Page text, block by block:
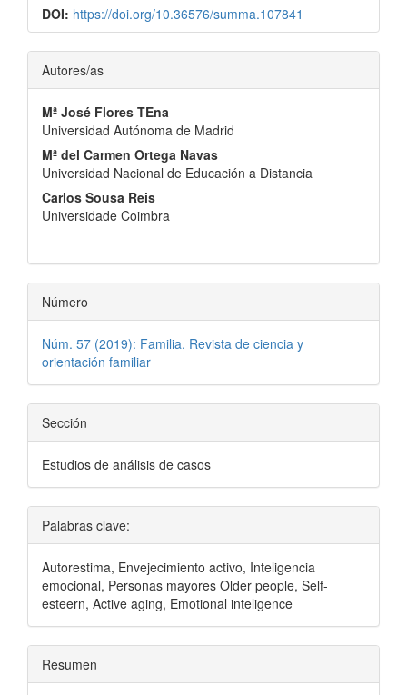
DOI: https://doi.org/10.36576/summa.107841
Contenido
principal
del
artículo
Autores/as
Mª José Flores TEna
Universidad Autónoma de Madrid
Mª del Carmen Ortega Navas
Universidad Nacional de Educación a Distancia
Carlos Sousa Reis
Universidade Coimbra
Número
Núm. 57 (2019): Familia. Revista de ciencia y
orientación familiar
Sección
Estudios de análisis de casos
Palabras clave:
Autorestima, Envejecimiento activo, Inteligencia
emocional, Personas mayores Older people, Self-
esteern, Active aging, Emotional inteligence
Resumen